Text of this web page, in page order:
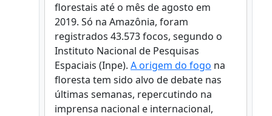
florestais até o mês de agosto em
2019. Só na Amazônia, foram
registrados 43.573 focos, segundo o
Instituto Nacional de Pesquisas
Espaciais (Inpe). A origem do fogo na
floresta tem sido alvo de debate nas
últimas semanas, repercutindo na
imprensa nacional e internacional,